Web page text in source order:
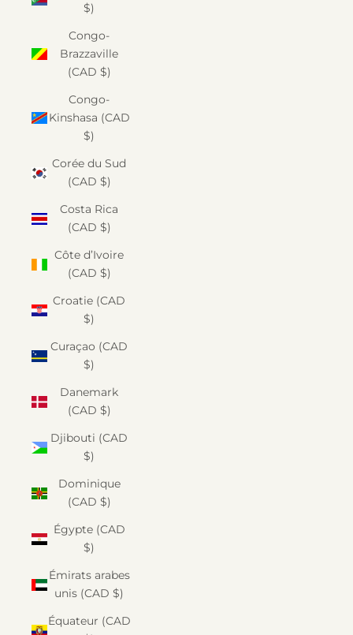
$)
Congo-
Brazzaville
(CAD $)
Congo-
Kinshasa (CAD
$)
Corée du Sud
(CAD $)
Costa Rica
(CAD $)
Côte d’Ivoire
(CAD $)
Croatie (CAD
$)
Curaçao (CAD
$)
Danemark
(CAD $)
Djibouti (CAD
$)
Dominique
(CAD $)
Égypte (CAD
$)
Émirats arabes
unis (CAD $)
Équateur (CAD